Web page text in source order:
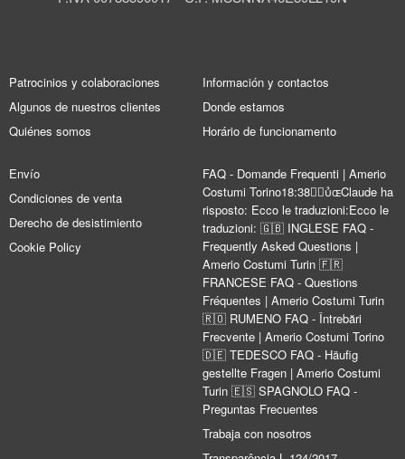
Patrocinios y colaboraciones
Algunos de nuestros clientes
Quiénes somos
Información y contactos
Donde estamos
Horário de funcionamento
Envío
Condiciones de venta
Derecho de desistimiento
Cookie Policy
FAQ - Domande Frequenti | Amerio
Costumi Torino18:38Claude ha
risposto: Ecco le traduzioni:Ecco le
traduzioni: 🇬🇧 INGLESE FAQ -
Frequently Asked Questions |
Amerio Costumi Turin 🇫🇷
FRANCESE FAQ - Questions
Fréquentes | Amerio Costumi Turin
🇷🇴 RUMENO FAQ - Întrebări
Frecvente | Amerio Costumi Torino
🇩🇪 TEDESCO FAQ - Häufig
gestellte Fragen | Amerio Costumi
Turin 🇪🇸 SPAGNOLO FAQ -
Preguntas Frecuentes
Trabaja con nosotros